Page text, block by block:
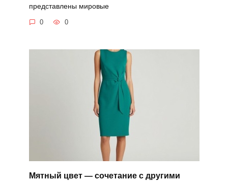
представлены мировые
0 0
Мятный цвет — сочетание с другими